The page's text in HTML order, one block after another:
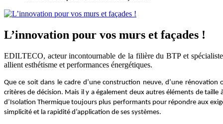
L’innovation pour vos murs et façades !
EDILTECO, acteur incontournable de la filière du BTP et
allient esthétisme et performances énergétiques.
Que ce soit dans le cadre d’une construction neuve, d’une
critères de décision. Mais il y a également deux autres éléments de taille
d’Isolation Thermique toujours plus performants pour répondre aux
simplicité et la rapidité d’application de ses systèmes.